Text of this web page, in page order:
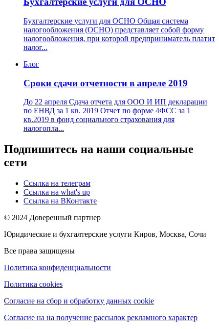
Бухгалтерские услуги для ОСНО Общая система
налогообложения (ОСНО) представляет собой форму
налогообложения, при которой предприниматель платит
налог...
Блог
Сроки сдачи отчетности в апреле 2019
До 22 апреля Сдача отчета для ООО И ИП декларации
по ЕНВД за 1 кв. 2019 Отчет по форме 4ФСС за 1
кв.2019 в фонд социального страхования для
налогопла...
Подпишитесь на наши социальные
сети
Ссылка на телеграм
Ссылка на what's up
Ссылка на ВКонтакте
© 2024 Доверенный партнер
Юридические и бухгалтерские услуги Киров, Москва, Сочи
Все права защищены
Политика конфиденциальности
Политика cookies
Согласие на сбор и обработку данных cookie
Согласие на на получение рассылок рекламного характер